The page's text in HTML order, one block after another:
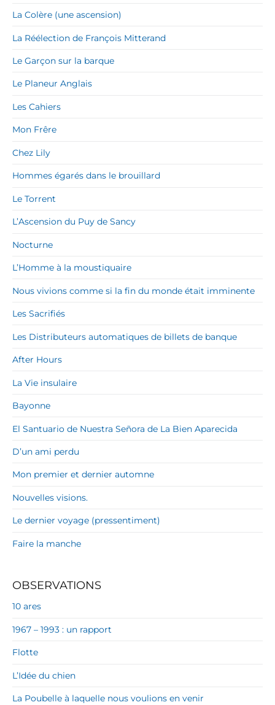
La Colère (une ascension)
La Réélection de François Mitterand
Le Garçon sur la barque
Le Planeur Anglais
Les Cahiers
Mon Frêre
Chez Lily
Hommes égarés dans le brouillard
Le Torrent
L’Ascension du Puy de Sancy
Nocturne
L’Homme à la moustiquaire
Nous vivions comme si la fin du monde était imminente
Les Sacrifiés
Les Distributeurs automatiques de billets de banque
After Hours
La Vie insulaire
Bayonne
El Santuario de Nuestra Señora de La Bien Aparecida
D’un ami perdu
Mon premier et dernier automne
Nouvelles visions.
Le dernier voyage (pressentiment)
Faire la manche
OBSERVATIONS
10 ares
1967 – 1993 : un rapport
Flotte
L’Idée du chien
La Poubelle à laquelle nous voulions en venir